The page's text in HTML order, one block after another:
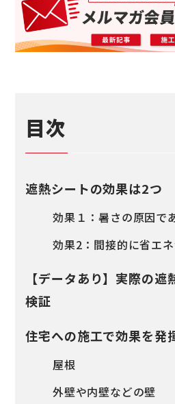
目次
遮熱シートの効果は2つ
効果１：暑さの原因で
効果2：間接的に省エ
【データあり】実際の遮
検証
住宅への施工で効果を発
屋根
外壁や内壁などの壁